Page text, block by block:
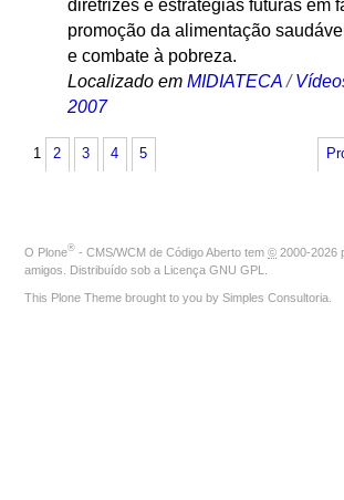
diretrizes e estratégias futuras em
promoção da alimentação
e combate à pobreza.
Localizado em MIDIATECA /
2007
1 2 3 4 5
O Plone® - CMS/WCM de Código Aberto tem © 2000-2026
amigos. Distribuído sob a Licença GNU GPL
This Plone Theme brought to you by Simples Consultoria